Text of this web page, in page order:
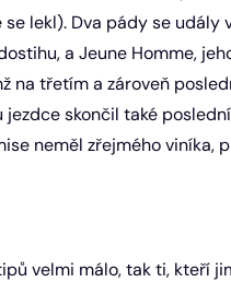
lekl). Dva pády se udály
a Jeune Homme,
na třetím a zároveň
skončil také
neměl zřejmého viníka,
velmi málo, tak ti, kteří